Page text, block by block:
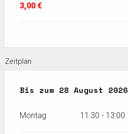
3,00 €
Zeitplan
vom 6 Juli 2026bis zum
Bis zum 28 August 2026
Montag 11:30 - 13:00